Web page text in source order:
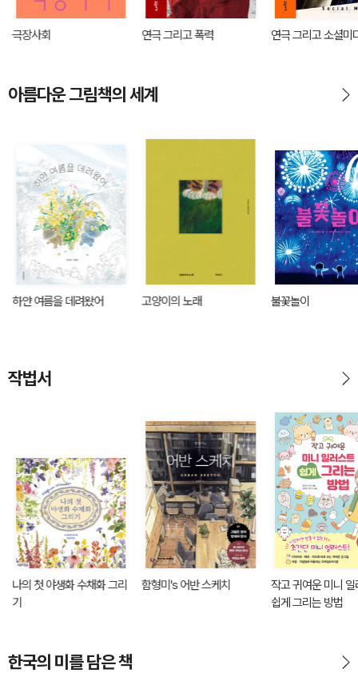
극장사회 연극 그리고 폭력 연극 그리고 소셜미
아름다운 그림책의 세계
하얀 여름을 데려왔어 고양이의 노래 불꽃놀이
작법서
나의 첫 야생화 수채화 그리
기
함형미's 어반 스케치
작고 귀여운 미니
쉽게 그리는 방법
한국의 미를 담은 책